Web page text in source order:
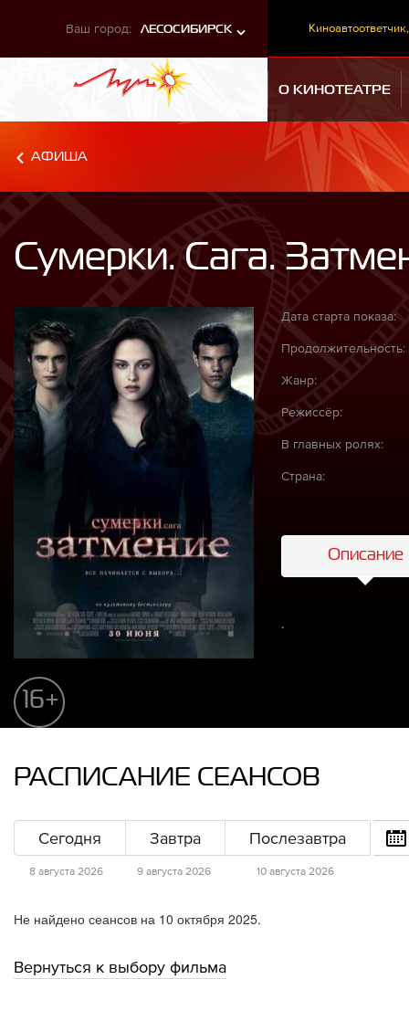
Ваш город: ЛЕСОСИБИРСК Киноавтоответчик,
О КИНОТЕАТРЕ
АФИША
Сумерки. Сага.
16+
Дата старта показа:
Продолжительность:
Жанр:
Режиссёр:
В главных ролях:
Страна:
Описание
.
РАСПИСАНИЕ СЕАНСОВ
Сегодня
8 августа 2026
Завтра
9 августа 2026
Послезавтра
10 августа 2026
Не найдено сеансов на 10 октября 2025.
Вернуться к выбору фильма